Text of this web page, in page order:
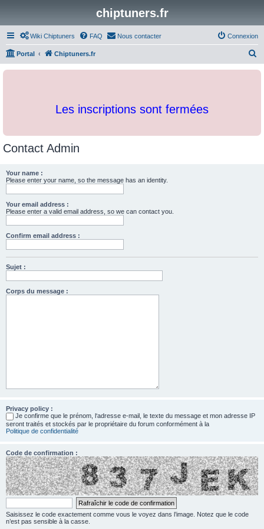
chiptuners.fr
Wiki Chiptuners FAQ Nous contacter Connexion
Portal Chiptuners.fr
c
Les inscriptions sont fermées
Contact Admin
Your name :
Please enter your name, so the message has an identity.
Your email address :
Please enter a valid email address, so we can contact you.
Confirm email address :
Sujet :
Corps du message :
Privacy policy :
Je confirme que le prénom, l‘adresse e-mail, le texte du message et mon adresse IP
seront traités et stockés par le propriétaire du forum conformément à la
Politique de confidentialité
Code de confirmation :
Saisissez le code exactement comme vous le voyez dans l’image. Notez que le code
n’est pas sensible à la casse.